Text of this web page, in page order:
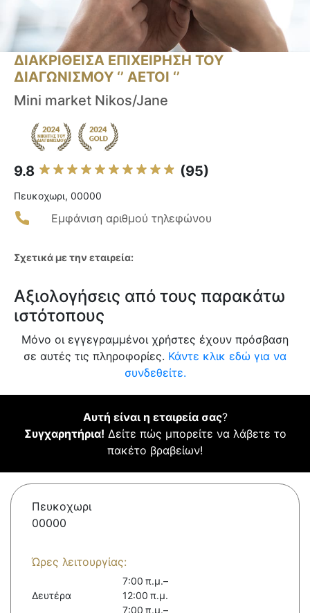
ΔΙΑΚΡΙΘΕΙΣΑ ΕΠΙΧΕΙΡΗΣΗ ΤΟΥ
ΔΙΑΓΩΝΙΣΜΟΥ ‘’ ΑΕΤΟΙ ‘’
Mini market Nikos/Jane
9.8 (95)
Πευκοχωρι, 00000
Εμφάνιση αριθμού τηλεφώνου
Σχετικά με την εταιρεία:
Αξιολογήσεις από τους παρακάτω
ιστότοπους
Μόνο οι εγγεγραμμένοι χρήστες έχουν πρόσβαση
σε αυτές τις πληροφορίες. Κάντε κλικ εδώ για να
συνδεθείτε.
Αυτή είναι η εταιρεία σας?
Συγχαρητήρια! Δείτε πώς μπορείτε να λάβετε το
πακέτο βραβείων!
Πευκοχωρι
00000
Ώρες λειτουργίας:
Δευτέρα
7:00 π.μ.–
12:00 π.μ.
7:00 π.μ.–